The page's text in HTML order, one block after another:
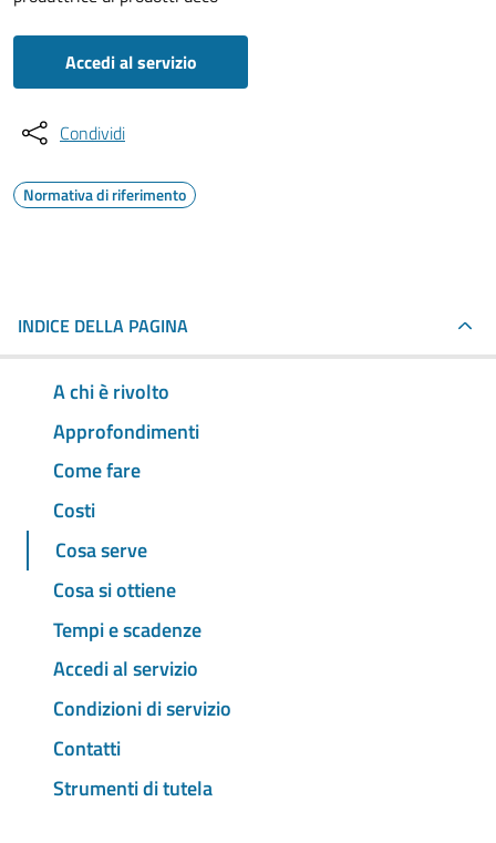
Accedi al servizio
Condividi
Normativa di riferimento
INDICE DELLA PAGINA
A chi è rivolto
Approfondimenti
Come fare
Costi
Cosa serve
Cosa si ottiene
Tempi e scadenze
Accedi al servizio
Condizioni di servizio
Contatti
Strumenti di tutela